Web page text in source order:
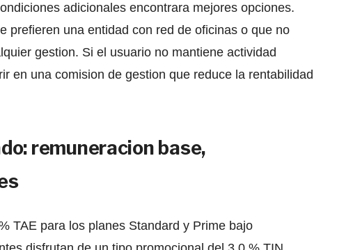
adicionales encontrara mejores opciones.
prefieren una entidad con red de oficinas o que no
gestion. Si el usuario no mantiene actividad
en una comision de gestion que reduce la rentabilidad
remuneracion base,
TAE para los planes Standard y Prime bajo